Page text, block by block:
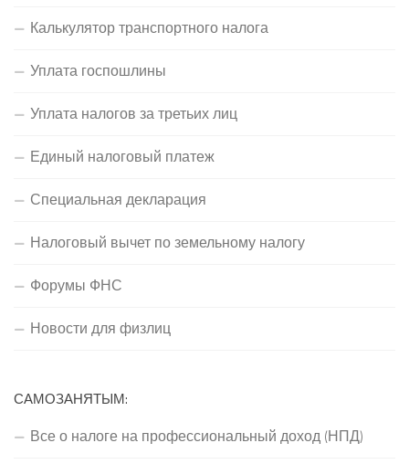
Калькулятор транспортного налога
Уплата госпошлины
Уплата налогов за третьих лиц
Единый налоговый платеж
Специальная декларация
Налоговый вычет по земельному налогу
Форумы ФНС
Новости для физлиц
САМОЗАНЯТЫМ:
Все о налоге на профессиональный доход (НПД)